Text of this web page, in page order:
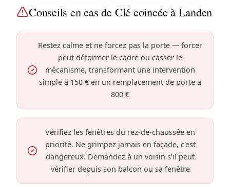
Conseils en cas de Clé coincée à Landen
Restez calme et ne forcez pas la porte — forcer
peut déformer le cadre ou casser le
mécanisme, transformant une intervention
simple à 150 € en un remplacement de porte à
800 €
Vérifiez les fenêtres du rez-de-chaussée en
priorité. Ne grimpez jamais en façade, c'est
dangereux. Demandez à un voisin s'il peut
vérifier depuis son balcon ou sa fenêtre